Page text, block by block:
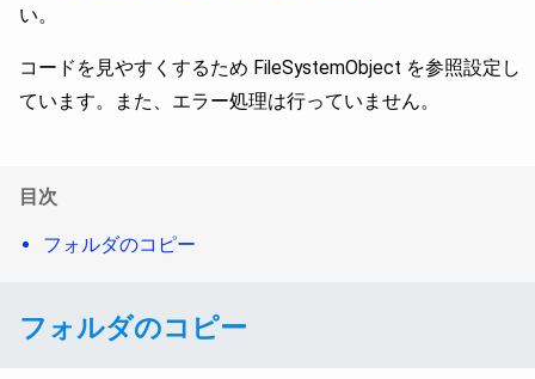
い。
コードを見やすくするため FileSystemObject を参照設定し
ています。また、エラー処理は行っていません。
目次
フォルダのコピー
フォルダのコピー